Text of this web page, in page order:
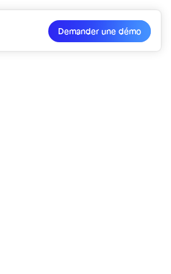
Demander une démo